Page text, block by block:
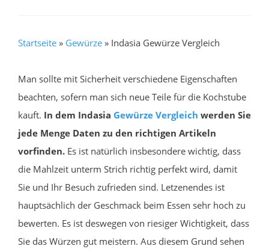
Startseite » Gewürze » Indasia Gewürze Vergleich
Man sollte mit Sicherheit verschiedene Eigenschaften
beachten, sofern man sich neue Teile für die Kochstube
kauft. In dem Indasia Gewürze Vergleich werden Sie
jede Menge Daten zu den richtigen Artikeln
vorfinden. Es ist natürlich insbesondere wichtig, dass
die Mahlzeit unterm Strich richtig perfekt wird, damit
Sie und Ihr Besuch zufrieden sind. Letzenendes ist
hauptsächlich der Geschmack beim Essen sehr hoch zu
bewerten. Es ist deswegen von riesiger Wichtigkeit, dass
Sie das Würzen gut meistern. Aus diesem Grund sehen